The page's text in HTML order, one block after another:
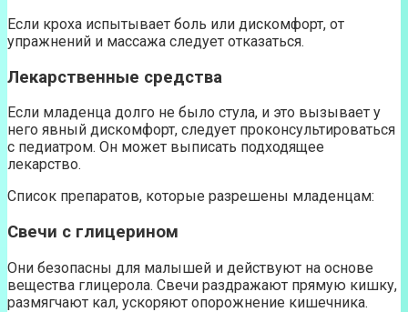
Если кроха испытывает боль или дискомфорт, от
упражнений и массажа следует отказаться.
Лекарственные средства
Если младенца долго не было стула, и это вызывает у
него явный дискомфорт, следует проконсультироваться
с педиатром. Он может выписать подходящее
лекарство.
Список препаратов, которые разрешены младенцам:
Свечи с глицерином
Они безопасны для малышей и действуют на основе
вещества глицерола. Свечи раздражают прямую кишку,
размягчают кал, ускоряют опорожнение кишечника.